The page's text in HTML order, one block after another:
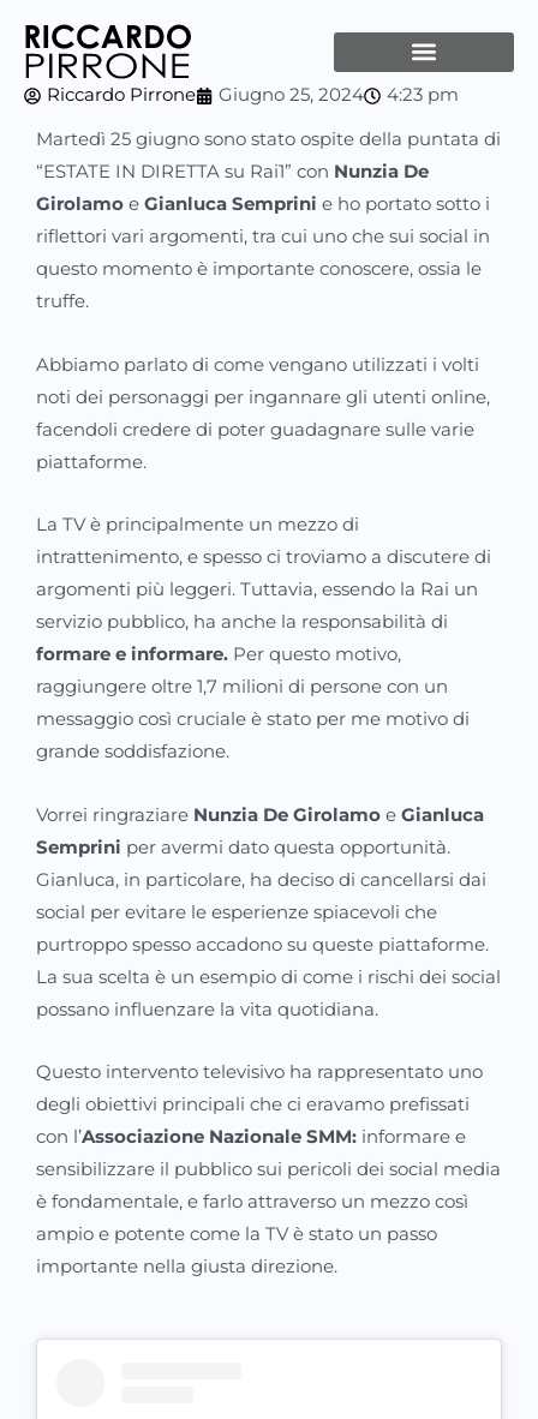
contenuto
Riccardo Pirrone Giugno 25, 2024 4:23 pm
Martedì 25 giugno sono stato ospite della puntata di
“ESTATE IN DIRETTA su Rai1” con Nunzia De
Girolamo e Gianluca Semprini e ho portato sotto i
riflettori vari argomenti, tra cui uno che sui social in
questo momento è importante conoscere, ossia le
truffe.
Abbiamo parlato di come vengano utilizzati i volti
noti dei personaggi per ingannare gli utenti online,
facendoli credere di poter guadagnare sulle varie
piattaforme.
La TV è principalmente un mezzo di
intrattenimento, e spesso ci troviamo a discutere di
argomenti più leggeri. Tuttavia, essendo la Rai un
servizio pubblico, ha anche la responsabilità di
formare e informare. Per questo motivo,
raggiungere oltre 1,7 milioni di persone con un
messaggio così cruciale è stato per me motivo di
grande soddisfazione.
Vorrei ringraziare Nunzia De Girolamo e Gianluca
Semprini per avermi dato questa opportunità.
Gianluca, in particolare, ha deciso di cancellarsi dai
social per evitare le esperienze spiacevoli che
purtroppo spesso accadono su queste piattaforme.
La sua scelta è un esempio di come i rischi dei social
possano influenzare la vita quotidiana.
Questo intervento televisivo ha rappresentato uno
degli obiettivi principali che ci eravamo prefissati
con l’Associazione Nazionale SMM: informare e
sensibilizzare il pubblico sui pericoli dei social media
è fondamentale, e farlo attraverso un mezzo così
ampio e potente come la TV è stato un passo
importante nella giusta direzione.